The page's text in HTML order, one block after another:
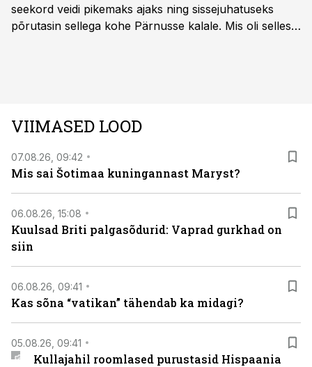
seekord veidi pikemaks ajaks ning sissejuhatuseks
põrutasin sellega kohe Pärnusse kalale. Mis oli selles
VIIMASED LOOD
07.08.26, 09:42
Mis sai Šotimaa kuningannast Maryst?
06.08.26, 15:08
Kuulsad Briti palgasõdurid: Vaprad gurkhad on
siin
06.08.26, 09:41
Kas sõna “vatikan” tähendab ka midagi?
05.08.26, 09:41
Kullajahil roomlased purustasid Hispaania